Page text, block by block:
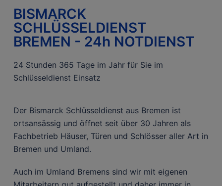
BISMARCK
SCHLÜSSELDIENST
BREMEN - 24h NOTDIENST
24 Stunden 365 Tage im Jahr für Sie im
Schlüsseldienst Einsatz
Der Bismarck Schlüsseldienst aus Bremen ist
ortsansässig und öffnet seit über 30 Jahren als
Fachbetrieb Häuser, Türen und Schlösser aller Art in
Bremen und Umland.
Auch im Umland Bremens sind wir mit eigenen